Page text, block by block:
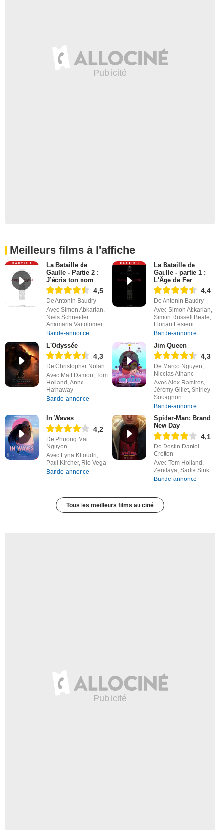
Meilleurs films à l'affiche
La Bataille de
Gaulle - Partie 2 :
J’écris ton nom
4,5
De Antonin Baudry
Avec Simon Abkarian,
Niels Schneider,
Anamaria Vartolomei
Bande-annonce
La Bataille de
Gaulle - partie 1 :
L'Âge de Fer
4,4
De Antonin Baudry
Avec Simon Abkarian,
Simon Russell Beale,
Florian Lesieur
Bande-annonce
L'Odyssée
4,3
De Christopher Nolan
Avec Matt Damon, Tom
Holland, Anne
Hathaway
Bande-annonce
Jim Queen
4,3
De Marco Nguyen,
Nicolas Athane
Avec Alex Ramires,
Jérémy Gillet, Shirley
Souagnon
Bande-annonce
In Waves
4,2
De Phuong Mai
Nguyen
Avec Lyna Khoudri,
Paul Kircher, Rio Vega
Bande-annonce
Spider-Man: Brand
New Day
4,1
De Destin Daniel
Cretton
Avec Tom Holland,
Zendaya, Sadie Sink
Bande-annonce
Tous les meilleurs films au ciné